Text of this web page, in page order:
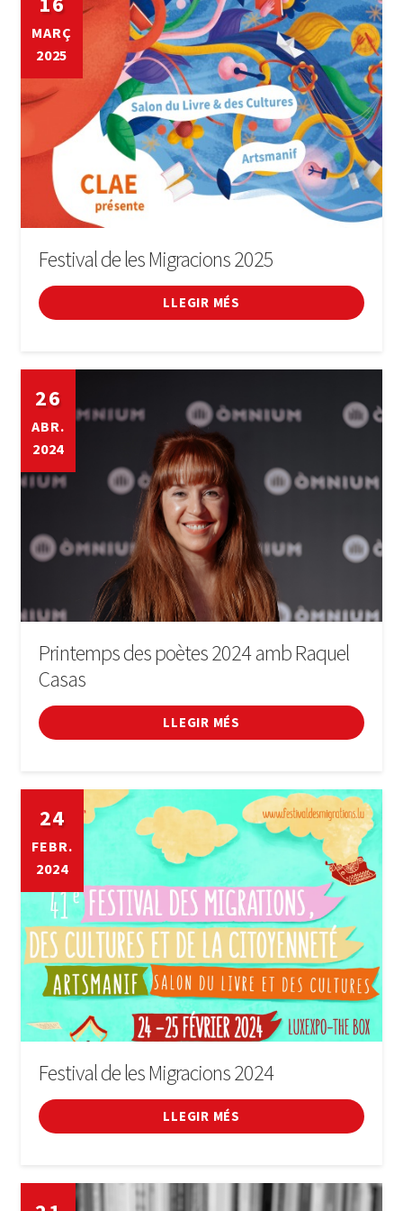
LLIBRE
INICIA SESSIÓ
MARÇ
2025
Festival de les Migracions 2025
LLEGIR MÉS
26
ABR.
2024
Printemps des poètes 2024 amb Raquel
Casas
LLEGIR MÉS
24
FEBR.
2024
Festival de les Migracions 2024
LLEGIR MÉS